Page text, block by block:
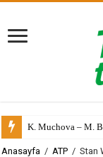
K. Muchova – M.
Anasayfa / ATP / Stan